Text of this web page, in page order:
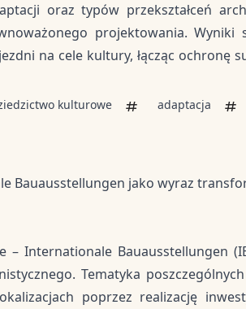
oraz typów przekształceń
projektowania.
na cele kultury, łącząc ochronę
kulturowe adaptacja
Bauausstellungen jako wyraz
– Internationale Bauausstellungen
Tematyka
poprzez realizację